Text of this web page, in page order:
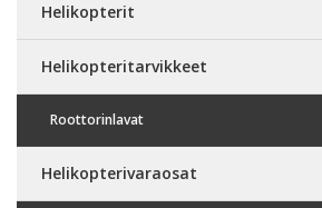
Helikopterit
Helikopteritarvikkeet
Roottorinlavat
Helikopterivaraosat